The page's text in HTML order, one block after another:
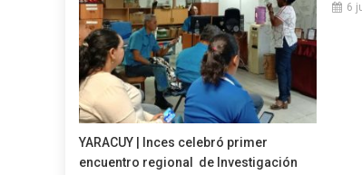
YARACUY | Inces celebró primer
encuentro regional de Investigación
6